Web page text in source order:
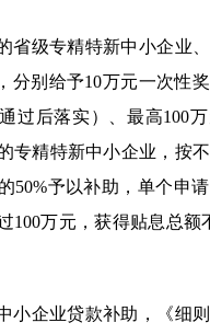
省级专精特新中小企业
分别给予10万元一次性
过后落实）、最高100
专精特新中小企业，按
50%予以补助，单个申
100万元，获得贴息总额
小企业贷款补助，《细